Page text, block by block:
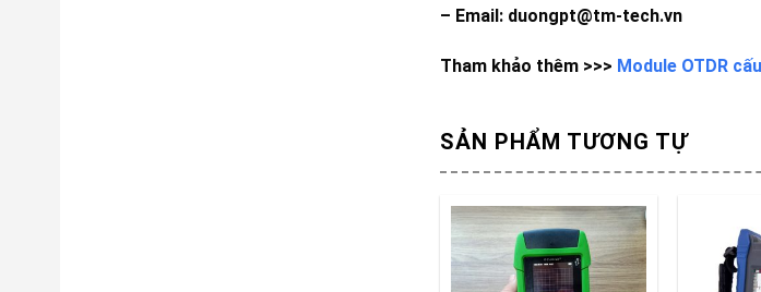
– Email: duongpt@tm-tech.vn
Tham khảo thêm >>> Module OTDR
SẢN PHẨM TƯƠNG TỰ